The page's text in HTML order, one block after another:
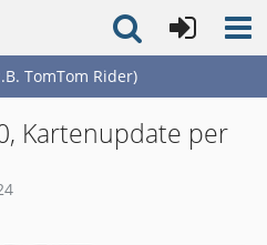
TomTom Rider)
Kartenupdate per